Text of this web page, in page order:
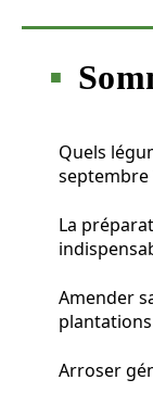
Quels
septembre
La
Amender
plantations
Arroser